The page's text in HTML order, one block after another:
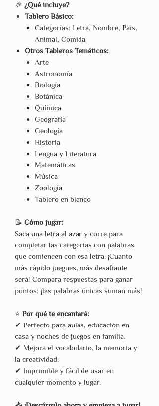
🎉 ¿Qué incluye?
Tablero Básico:
Categorías: Letra, Nombre, País,
Animal, Comida
Otros Tableros Temáticos:
Arte
Astronomía
Biología
Botánica
Química
Geografía
Geología
Historia
Lengua y Literatura
Matemáticas
Música
Zoología
Tablero en blanco
📝 Cómo jugar:
Saca una letra al azar y corre para
completar las categorías con palabras
que comiencen con esa letra. ¡Cuanto
más rápido juegues, más desafiante
será! Compara respuestas para ganar
puntos: ¡las palabras únicas suman más!
⭐ Por qué te encantará:
✔ Perfecto para aulas, educación en
casa y noches de juegos en familia.
✔ Mejora el vocabulario, la memoria y
la creatividad.
✔ Imprimible y fácil de usar en
cualquier momento y lugar.